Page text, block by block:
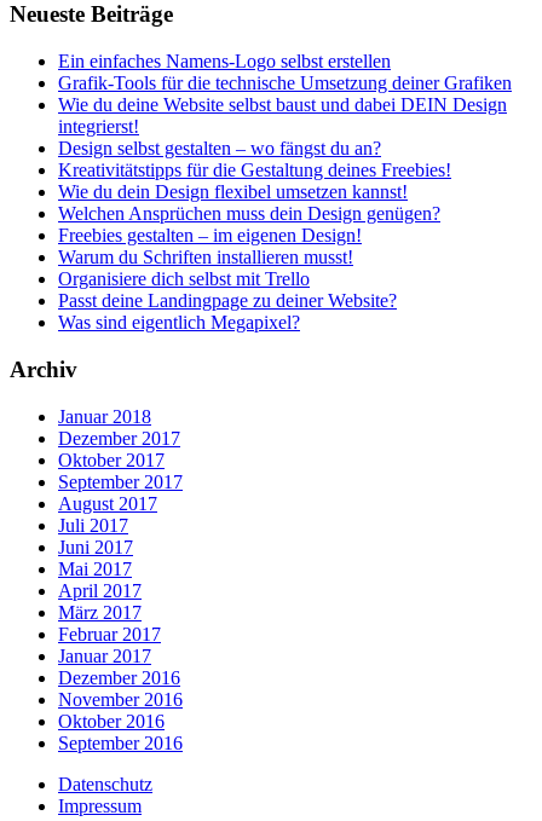
Neueste Beiträge
Ein einfaches Namens-Logo selbst erstellen
Grafik-Tools für die technische Umsetzung deiner Grafiken
Wie du deine Website selbst baust und dabei DEIN Design
integrierst!
Design selbst gestalten – wo fängst du an?
Kreativitätstipps für die Gestaltung deines Freebies!
Wie du dein Design flexibel umsetzen kannst!
Welchen Ansprüchen muss dein Design genügen?
Freebies gestalten – im eigenen Design!
Warum du Schriften installieren musst!
Organisiere dich selbst mit Trello
Passt deine Landingpage zu deiner Website?
Was sind eigentlich Megapixel?
Archiv
Januar 2018
Dezember 2017
Oktober 2017
September 2017
August 2017
Juli 2017
Juni 2017
Mai 2017
April 2017
März 2017
Februar 2017
Januar 2017
Dezember 2016
November 2016
Oktober 2016
September 2016
Datenschutz
Impressum